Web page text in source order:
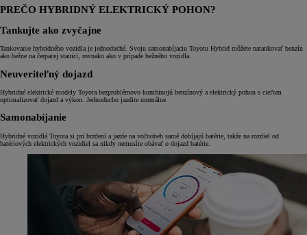
PREČO HYBRIDNÝ ELEKTRICKÝ POHON?
Tankujte ako zvyčajne
Tankovanie hybridného vozidla je jednoduché. Svoju samonabíjaciu Toyotu Hybrid môžete natankovať benzín
ako bežne na čerpacej stanici, rovnako ako v prípade bežného vozidla.
Neuveriteľný dojazd
Hybridné elektrické modely Toyota bezproblémovo kombinujú benzínový a elektrický pohon s cieľom
optimalizovať dojazd a výkon. Jednoducho jazdite normálne.
Samonabíjanie
Hybridné vozidlá Toyota si pri brzdení a jazde na voľnobeh samé dobíjajú batérie, takže na rozdiel od
batériových elektrických vozidiel sa nikdy nemusíte obávať o dojazd batérie.